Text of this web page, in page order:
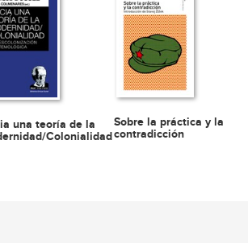
una teoría de la
Colonialidad
Sobre la práctica y la
contradicción